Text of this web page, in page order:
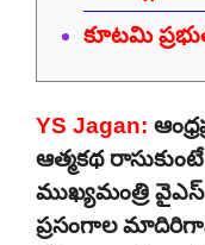
కూటమి
YS Jagan:
ఆత్మకథ
ముఖ్యమంత్రి వైఎస్
ప్రసంగాల